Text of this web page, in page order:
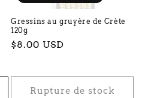
Gressins au gruyère de Crète
120g
Prix
$8.00 USD
Rupture de stock